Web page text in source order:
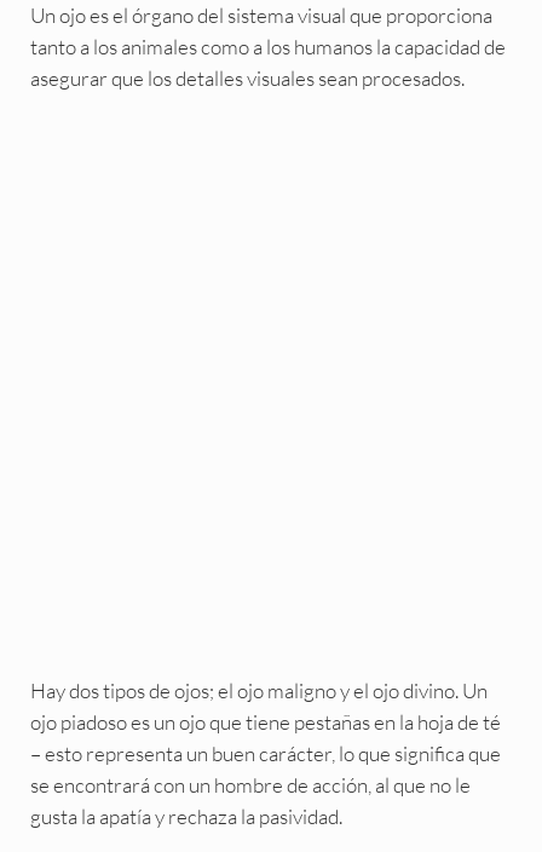
Un ojo es el órgano del sistema visual que proporciona
tanto a los animales como a los humanos la capacidad de
asegurar que los detalles visuales sean procesados.
Hay dos tipos de ojos; el ojo maligno y el ojo divino. Un
ojo piadoso es un ojo que tiene pestañas en la hoja de té
– esto representa un buen carácter, lo que significa que
se encontrará con un hombre de acción, al que no le
gusta la apatía y rechaza la pasividad.